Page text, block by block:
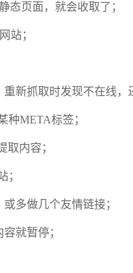
态页面，就会收取了；
站；
新抓取时发现不在线，
种META标签；
取内容；
；
多做几个友情链接；
就暂停；